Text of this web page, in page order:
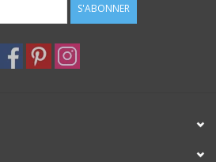
S'ABONNER